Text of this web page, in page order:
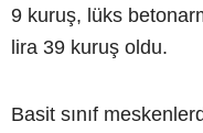
9 kuruş, lüks
lira 39 kuruş oldu.
Basit sınıf